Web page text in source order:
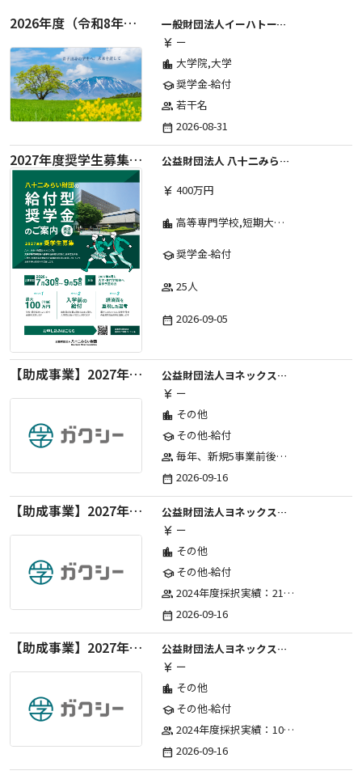
2026年度（令和8年度）第２期 一般財団法人イーハトーブ育英会奨学生募集（給付型） 日本国内及び海外の大学・大学院に自宅外通学をする学生に生活費の一部(家賃半額相当)を給付【岩手県が本籍地の大学生または大学院生対象】
一般財団法人イーハトーブ育英会
currency_yen ー
location_city 大学院,大学
school奨学金-給付
group 若干名
date_range 2026-08-31
2027年度奨学生募集要項
公益財団法人 八十二みらい財団
currency_yen 400万円
location_city 高等専門学校,短期大学,専修学校,大学
school奨学金-給付
group 25人
date_range 2026-09-05
【助成事業】2027年度中学校部活動の地域展開推進に関する助成金
公益財団法人ヨネックススポーツ振興財団
currency_yen ー
location_city その他
schoolその他-給付
group 毎年、新規5事業前後への助成金交付を予定とし、初年度5事業、2年目合計10事業前後、3年目合計15事業前後、4年目以降は15事業前後にて実施する。 2025年度採択実績：5事業、2026年度採択実績：5事業
date_range 2026-09-16
【助成事業】2027年度（通年）国際交流普及事業に関する助成金
公益財団法人ヨネックススポーツ振興財団
currency_yen ー
location_city その他
schoolその他-給付
group 2024年度採択実績：21事業（前期11・後期10）、2025年度採択実績：30事業（前期15・後期15）、2026年度採択実績：40事業 ※2026年度より、前期・後期の区分を廃止し、年1回の申請受付となりました。
date_range 2026-09-16
【助成事業】2027年度（通年）ジュニアスポーツ振興に関する助成金
公益財団法人ヨネックススポーツ振興財団
currency_yen ー
location_city その他
schoolその他-給付
group 2024年度採択実績：107事業（前期45・後期62）、2025年度採択実績：103事業（前期48・後期55）、2026年度採択実績：97事業 ※2026年度より、前期・後期の区分を廃止し、年1回の申請受付となりました。
date_range 2026-09-16